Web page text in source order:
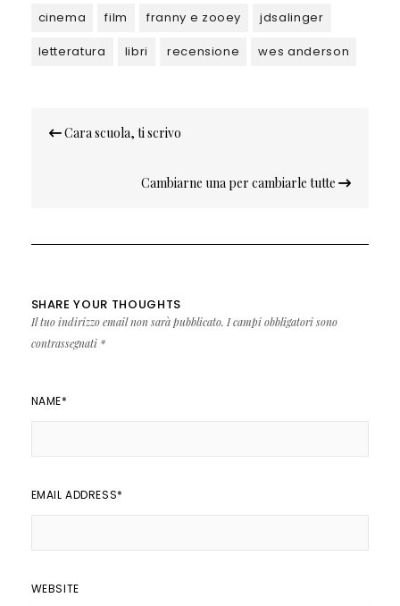
cinema
film franny e zooey
jdsalinger
letteratura
libri recensione wes anderson
Navigazione
Cara scuola, ti scrivo
Cambiarne una per cambiarle tutte
SHARE YOUR THOUGHTS
Il tuo indirizzo email non sarà pubblicato. I campi obbligatori sono
contrassegnati *
NAME*
EMAIL ADDRESS*
WEBSITE